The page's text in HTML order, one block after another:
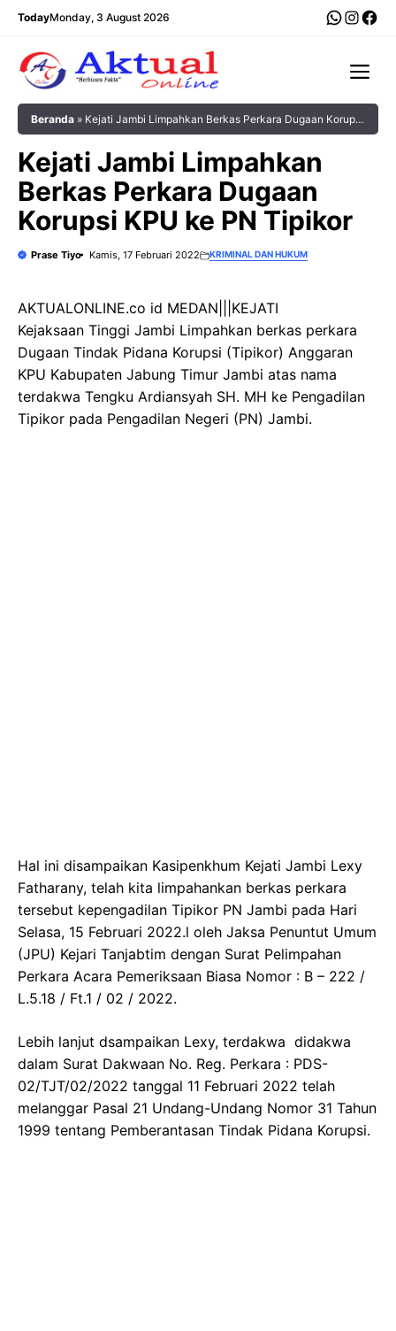
Langsung
TodayMonday, 3 August 2026
Beranda » Kejati Jambi Limpahkan Berkas Perkara Dugaan Korupsi
Kejati Jambi Limpahkan
Berkas Perkara Dugaan
Korupsi KPU ke PN Tipikor
Prase Tiyo Kamis, 17 Februari 2022 KRIMINAL DAN HUKUM
AKTUALONLINE.co id MEDAN|||KEJATI
Kejaksaan Tinggi Jambi Limpahkan berkas perkara
Dugaan Tindak Pidana Korupsi (Tipikor) Anggaran
KPU Kabupaten Jabung Timur Jambi atas nama
terdakwa Tengku Ardiansyah SH. MH ke Pengadilan
Tipikor pada Pengadilan Negeri (PN) Jambi.
Hal ini disampaikan Kasipenkhum Kejati Jambi Lexy
Fatharany, telah kita limpahankan berkas perkara
tersebut kepengadilan Tipikor PN Jambi pada Hari
Selasa, 15 Februari 2022.l oleh Jaksa Penuntut Umum
(JPU) Kejari Tanjabtim dengan Surat Pelimpahan
Perkara Acara Pemeriksaan Biasa Nomor : B – 222 /
L.5.18 / Ft.1 / 02 / 2022.
Lebih lanjut dsampaikan Lexy, terdakwa didakwa
dalam Surat Dakwaan No. Reg. Perkara : PDS-
02/TJT/02/2022 tanggal 11 Februari 2022 telah
melanggar Pasal 21 Undang-Undang Nomor 31 Tahun
1999 tentang Pemberantasan Tindak Pidana Korupsi.